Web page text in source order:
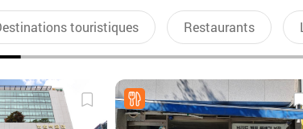
touristiques Restaurants